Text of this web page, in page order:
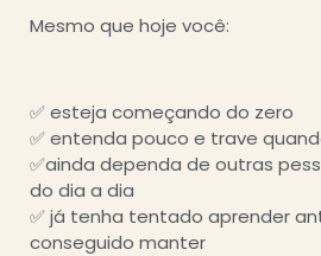
Mesmo que hoje você:
✅esteja começando do zero
✅entenda pouco e trave
✅ainda dependa de outras
do dia a dia
✅já tenha tentado aprender
conseguido manter